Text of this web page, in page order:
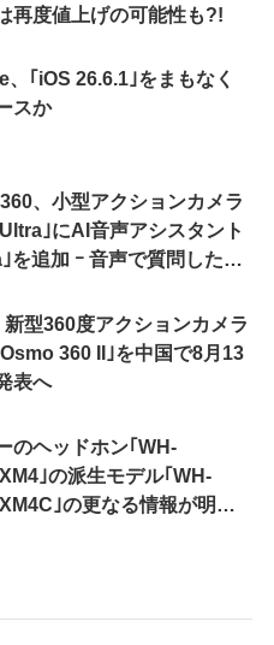
再度値上げの可能性も?!
、｢iOS 26.6.1｣をまもなく
スか
、小型アクションカメラ
｣にAI音声アシスタント
を追加 ｰ 音声で質問した
新型360度アクションカメラ
360 II｣を中国で8月13
表へ
のヘッドホン｢WH-
｣の派生モデル｢WH-
｣の更なる情報が明ら